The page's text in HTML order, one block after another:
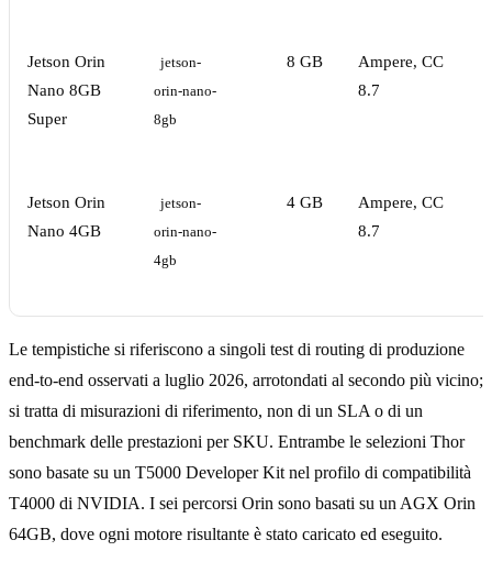
Jetson Orin
Nano 8GB
Super
jetson-
orin-nano-
8gb
8 GB
Ampere, CC
8.7
Jetson Orin
Nano 4GB
jetson-
orin-nano-
4gb
4 GB
Ampere, CC
8.7
Le tempistiche si riferiscono a singoli test di routing di produzione
end-to-end osservati a luglio 2026, arrotondati al secondo più vicino;
si tratta di misurazioni di riferimento, non di un SLA o di un
benchmark delle prestazioni per SKU. Entrambe le selezioni Thor
sono basate su un T5000 Developer Kit nel profilo di compatibilità
T4000 di NVIDIA. I sei percorsi Orin sono basati su un AGX Orin
64GB, dove ogni motore risultante è stato caricato ed eseguito.